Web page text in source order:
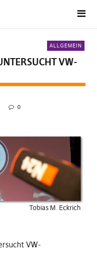
ALLGEMEIN
VW-
0
Tobias M. Eckrich
VW-